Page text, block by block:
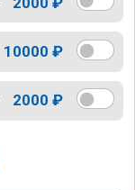
10000 ₽
2000 ₽